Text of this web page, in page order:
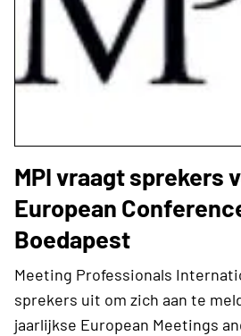
MPI vraagt sprekers
European
Boedapest
Meeting Professionals
sprekers uit om zich aan te
jaarlijkse European Meetings